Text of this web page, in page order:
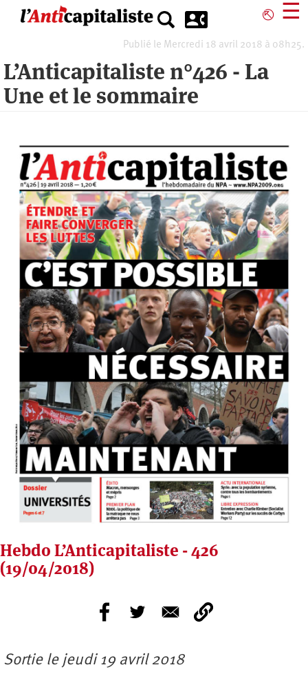
⎋ ☰
Publié le Mercredi 18 avril 2018 à 08h25.
L’Anticapitaliste n°426 - La
Une et le sommaire
Hebdo L’Anticapitaliste - 426
(19/04/2018)
Sortie le jeudi 19 avril 2018